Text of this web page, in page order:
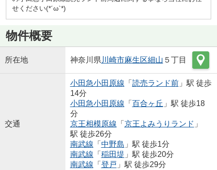
せください(*´ω`*)
物件概要
所在地 神奈川県 川崎市麻生区細山 ５丁目
交通
小田急小田原線 「 読売ランド前」駅 徒歩
14分
小田急小田原線 「 百合ヶ丘 」駅 徒歩18
分
京王相模原線 「 京王よみうりランド 」
駅 徒歩26分
南武線 「 中野島 」駅 徒歩1分
南武線 「 稲田堤 」駅 徒歩20分
南武線 「 登戸 」駅 徒歩29分